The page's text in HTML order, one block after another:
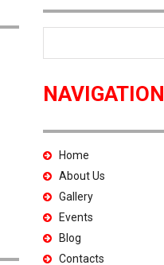
NAVIGATION
Home
About Us
Gallery
Events
Blog
Contacts